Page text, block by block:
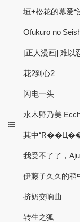
垣+松花的幕爱“
Ofukuro no
[正人漫画] 难以
花2到心2
闪电一头
水木野乃美
其中
我受不了了，
伊藤子久久的稻
挤奶交响曲
转生之狐